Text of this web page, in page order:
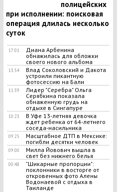
полицейских
при исполнении: поисковая
операция длилась несколько
суток
17:01
Диана Арбенина
обнажилась для обложки
своего нового альбома
13:54
Влад Соколовский и Дакота
устроили пикантную
фотосессию на Бали
11:59
Лидер "Серебра" Ольга
Серябкина показала
обнаженную грудь на
отдыхе в Сингапуре
10:23
В Уфе 13-летняя девочка
ждет ребенка от 64-летнего
соседа-насильника
09:25
Масштабное ДТП в Мексике:
погибли десятки человек
09:00
Милла Йовович вышла в
свет без нижнего белья
00:48
"Шикарные пропорции":
поклонники в восторге от
откровенных фото Алены
Водонаевой с отдыха в
Таиланде